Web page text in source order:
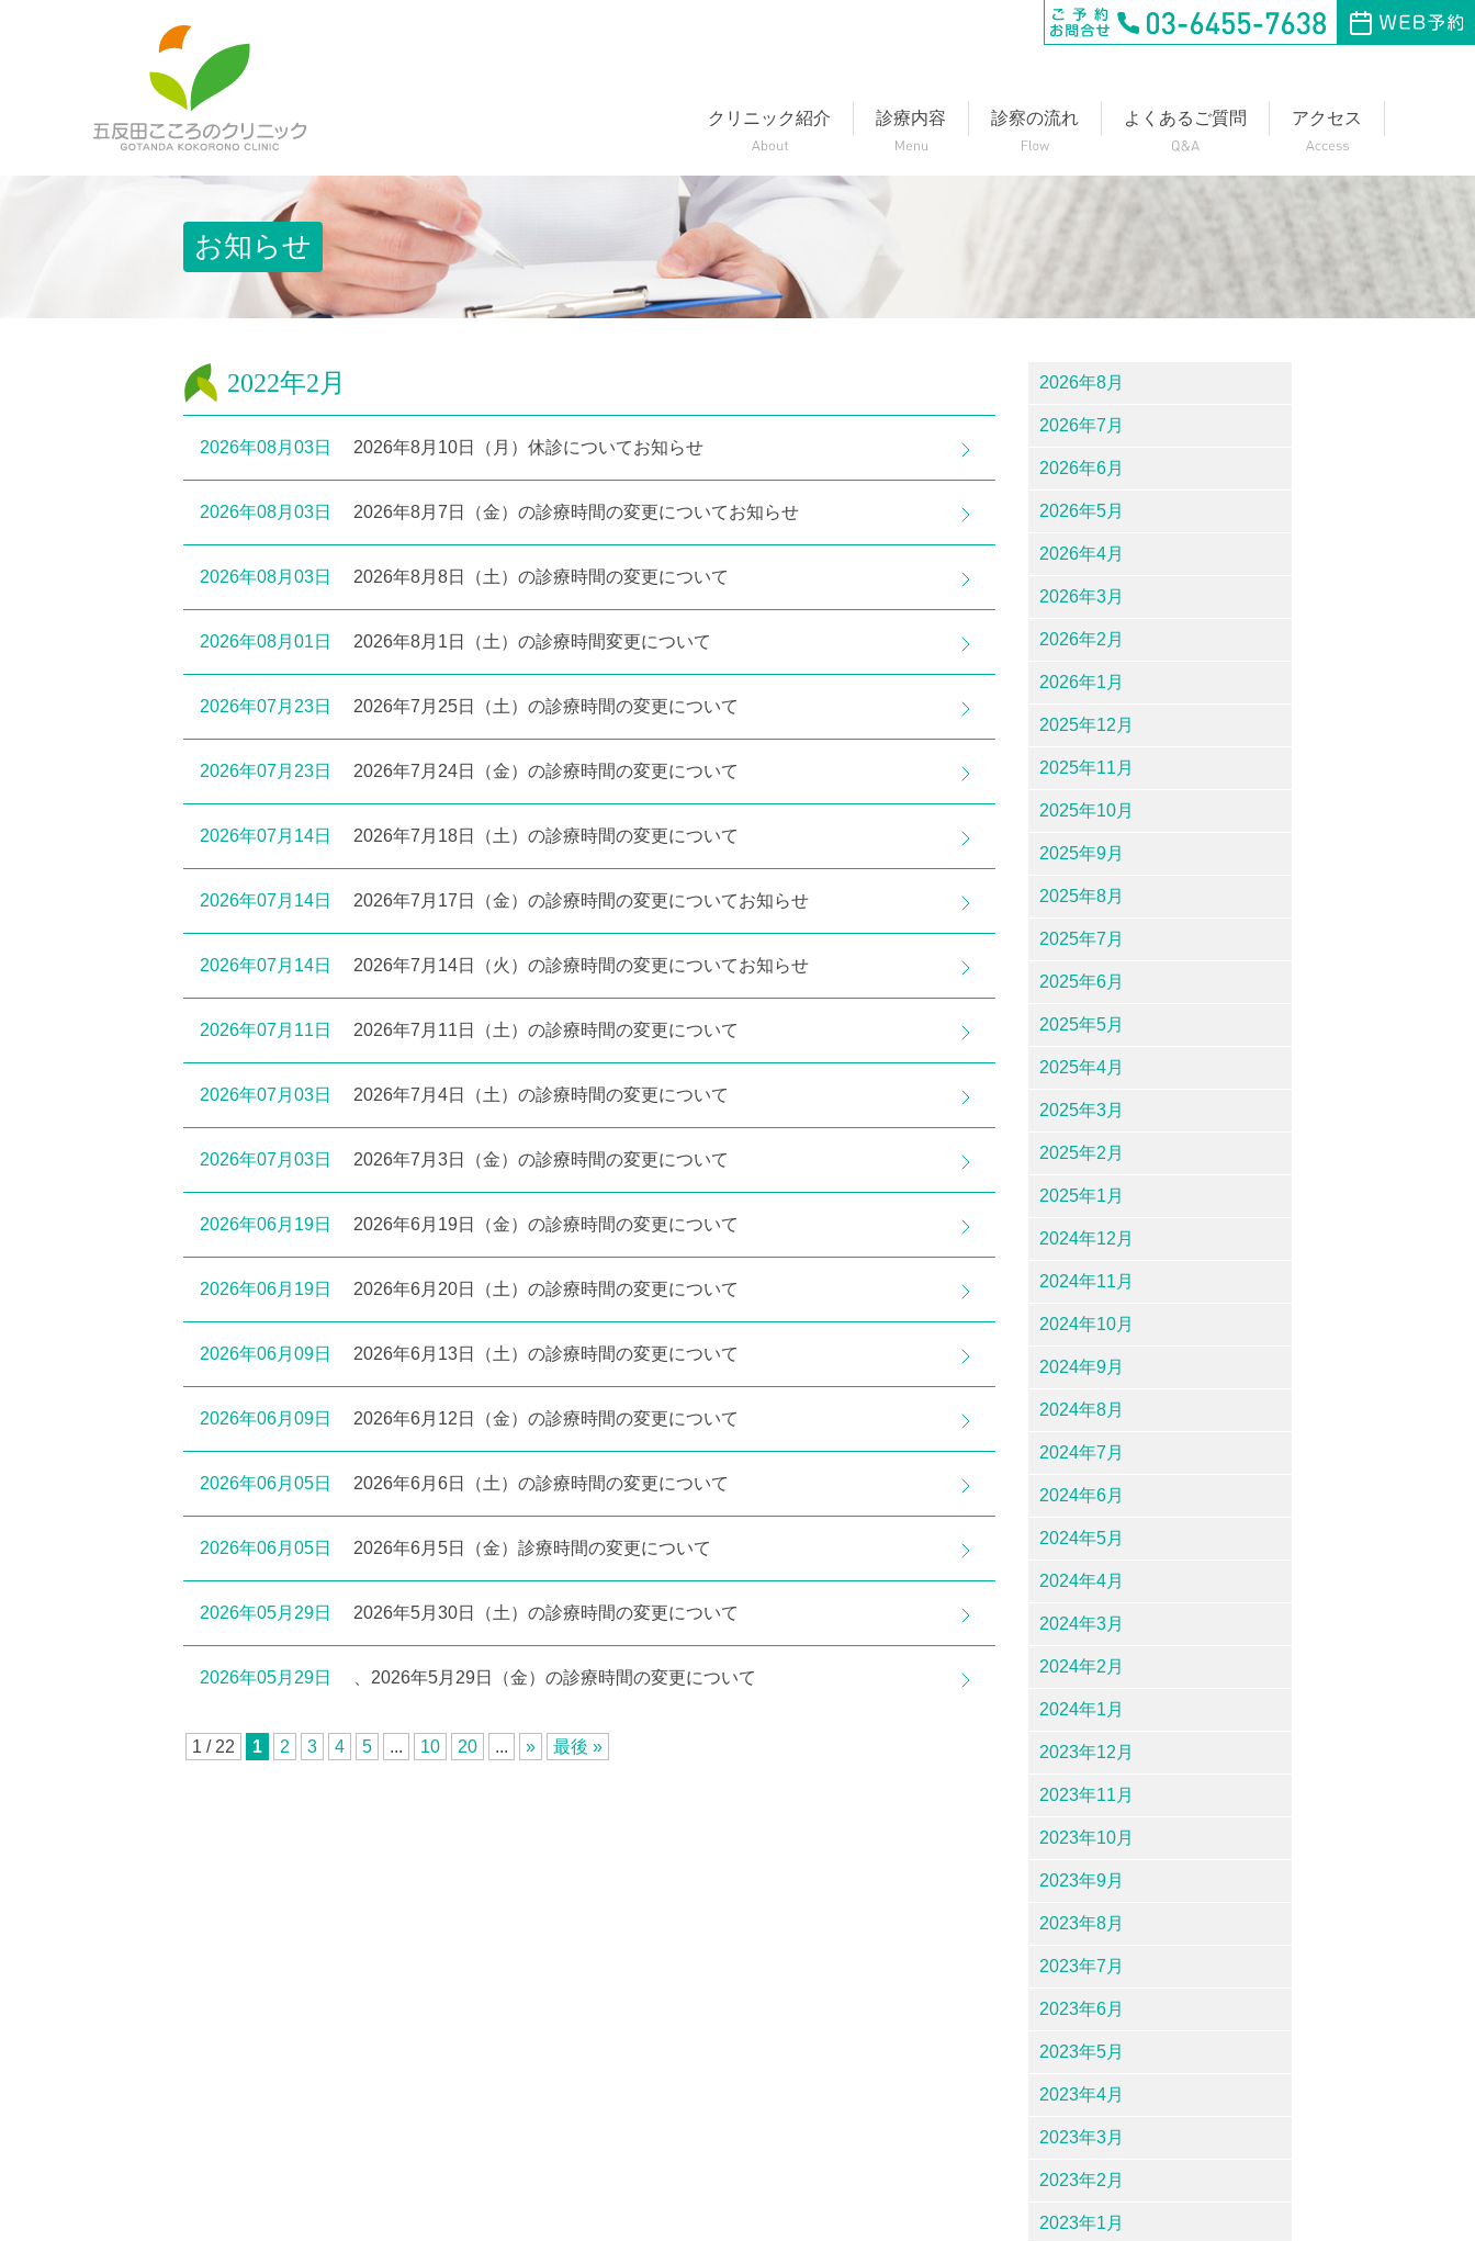
クリニック紹介 診療内容 診察の流れ よくあるご質問 アクセス
お知らせ
2022年2月
2026年08月03日 2026年8月10日（月）休診についてお知らせ
2026年08月03日 2026年8月7日（金）の診療時間の変更についてお知らせ
2026年08月03日 2026年8月8日（土）の診療時間の変更について
2026年08月01日 2026年8月1日（土）の診療時間変更について
2026年07月23日 2026年7月25日（土）の診療時間の変更について
2026年07月23日 2026年7月24日（金）の診療時間の変更について
2026年07月14日 2026年7月18日（土）の診療時間の変更について
2026年07月14日 2026年7月17日（金）の診療時間の変更についてお知らせ
2026年07月14日 2026年7月14日（火）の診療時間の変更についてお知らせ
2026年07月11日 2026年7月11日（土）の診療時間の変更について
2026年07月03日 2026年7月4日（土）の診療時間の変更について
2026年07月03日 2026年7月3日（金）の診療時間の変更について
2026年06月19日 2026年6月19日（金）の診療時間の変更について
2026年06月19日 2026年6月20日（土）の診療時間の変更について
2026年06月09日 2026年6月13日（土）の診療時間の変更について
2026年06月09日 2026年6月12日（金）の診療時間の変更について
2026年06月05日 2026年6月6日（土）の診療時間の変更について
2026年06月05日 2026年6月5日（金）診療時間の変更について
2026年05月29日 2026年5月30日（土）の診療時間の変更について
2026年05月29日 、2026年5月29日（金）の診療時間の変更について
1 / 22 1 2 3 4 5 ... 10 20 ... » 最後 »
2026年8月
2026年7月
2026年6月
2026年5月
2026年4月
2026年3月
2026年2月
2026年1月
2025年12月
2025年11月
2025年10月
2025年9月
2025年8月
2025年7月
2025年6月
2025年5月
2025年4月
2025年3月
2025年2月
2025年1月
2024年12月
2024年11月
2024年10月
2024年9月
2024年8月
2024年7月
2024年6月
2024年5月
2024年4月
2024年3月
2024年2月
2024年1月
2023年12月
2023年11月
2023年10月
2023年9月
2023年8月
2023年7月
2023年6月
2023年5月
2023年4月
2023年3月
2023年2月
2023年1月